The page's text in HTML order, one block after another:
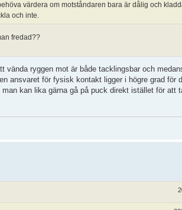
värdera om motståndaren bara är dålig och
och inte.
fredad??
ryggen mot är både tacklingsbar och
ansvaret för fysisk kontakt ligger i högre grad för
kan lika gärna gå på puck direkt istället för att